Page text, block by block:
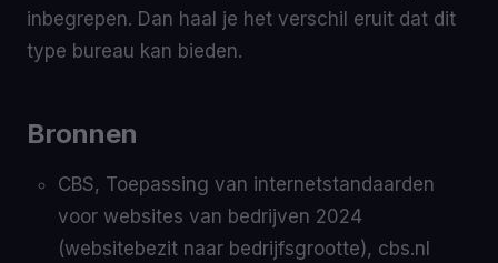
inbegrepen. Dan haal je het verschil eruit dat dit
type bureau kan bieden.
Bronnen
CBS, Toepassing van internetstandaarden
voor websites van bedrijven 2024
(websitebezit naar bedrijfsgrootte), cbs.nl